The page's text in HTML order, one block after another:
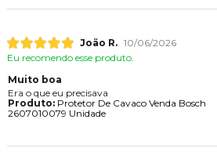
João R. 10/06/2026
Eu recomendo esse produto.
Muito boa
Era o que eu precisava
Produto:Protetor De Cavaco Venda Bosch
2607010079 Unidade